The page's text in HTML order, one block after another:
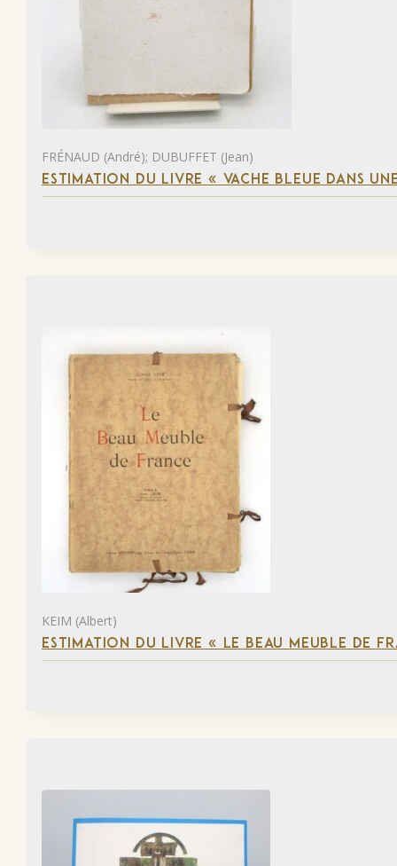
FRÉNAUD (André); DUBUFFET (Jean)
ESTIMATION DU LIVRE « VACHE BLEUE DANS
KEIM (Albert)
ESTIMATION DU LIVRE « LE BEAU MEUBLE DE